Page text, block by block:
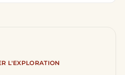
L'EXPLORATION